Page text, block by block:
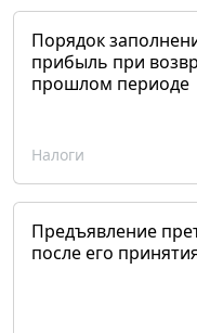
Порядок
прибыль при
прошлом периоде
Налоги
Предъявление
после его